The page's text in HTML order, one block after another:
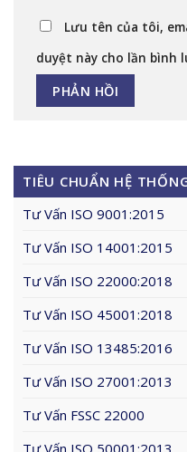
Lưu tên của tôi,
duyệt này cho lần bình
TIÊU CHUẨN HỆ
Tư Vấn ISO 9001:2015
Tư Vấn ISO 14001:2015
Tư Vấn ISO 22000:2018
Tư Vấn ISO 45001:2018
Tư Vấn ISO 13485:2016
Tư Vấn ISO 27001:2013
Tư Vấn FSSC 22000
Tư Vấn ISO 50001:2013